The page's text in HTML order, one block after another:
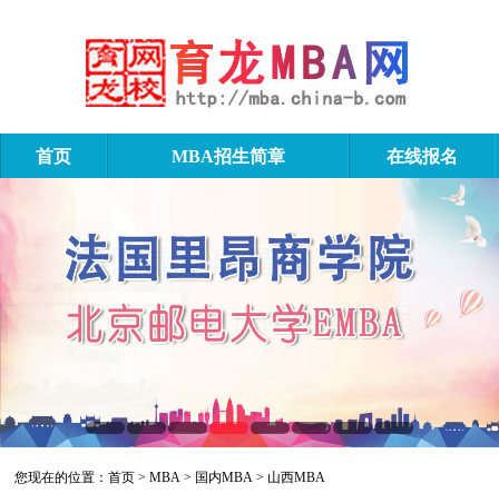
首页 MBA招生简章 在线报名
您现在的位置：首页 >MBA > 国内MBA > 山西MBA